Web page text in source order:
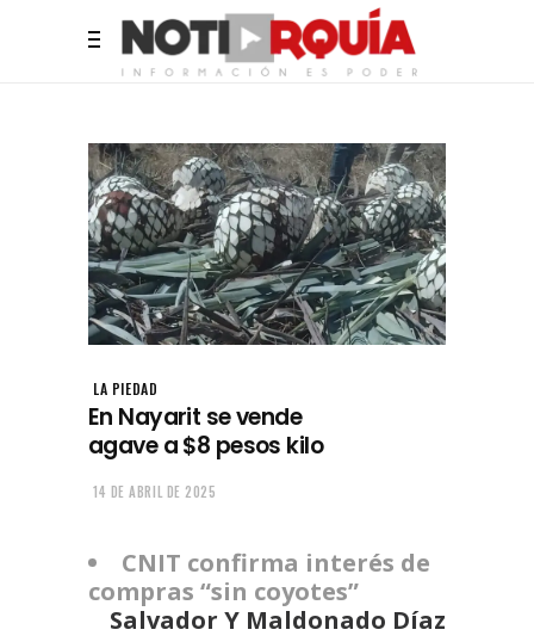
LA PIEDAD
En Nayarit se vende
agave a $8 pesos kilo
14 DE ABRIL DE 2025
CNIT confirma interés de
compras “sin coyotes”
Salvador Y Maldonado Díaz